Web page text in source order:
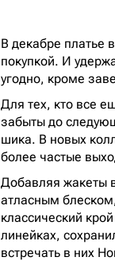
В декабре платье
покупкой. И
угодно, кроме
Для тех, кто все
забыты до
шика. В новых
более частые
Добавляя жакеты
атласным
классический
линейках,
встречать в них